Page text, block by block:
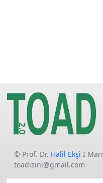
© Prof. Dr. Halil Ekşi I
toadizini@gmail.com